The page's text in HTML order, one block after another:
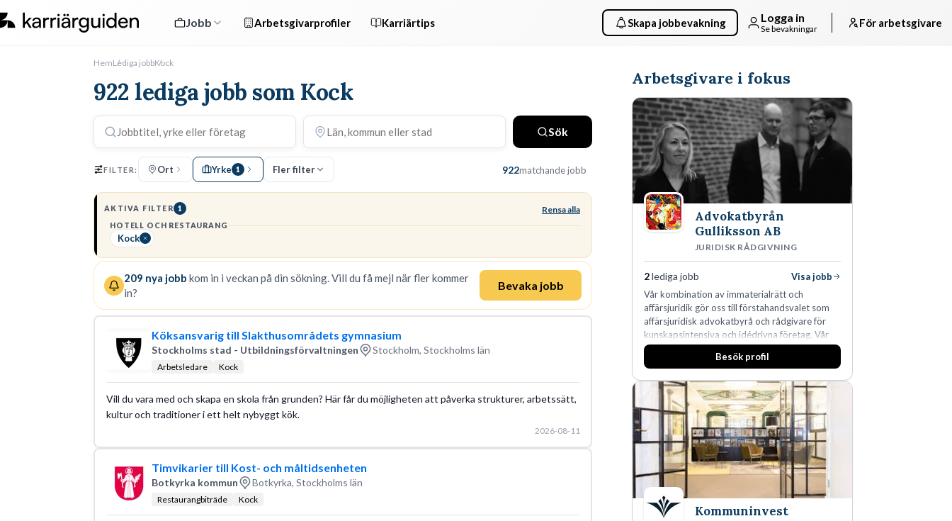
Jobb Arbetsgivarprofiler Karriärtips Skapa jobbevakning Logga in
Se bevakningar För arbetsgivare
HemLediga jobbKock
922 lediga jobb som Kock
Sök
FILTER: Ort Yrke 1 Fler filter 922matchande jobb
AKTIVA FILTER 1 Rensa alla
HOTELL OCH RESTAURANG
Kock
209 nya jobb kom in i veckan på din sökning. Vill du få mejl när fler kommer
in?
Bevaka jobb
Köksansvarig till Slakthusområdets gymnasium
Stockholms stad - Utbildningsförvaltningen Stockholm, Stockholms län
Arbetsledare Kock
Vill du vara med och skapa en skola från grunden? Här får du möjligheten att påverka strukturer, arbetssätt,
kultur och traditioner i ett helt nybyggt kök.
2026-08-11
Timvikarier till Kost- och måltidsenheten
Botkyrka kommun Botkyrka, Stockholms län
Restaurangbiträde Kock
Arbetsgivare i fokus
Advokatbyrån
Gulliksson AB
JURIDISK RÅDGIVNING
2lediga jobb
Visa jobb
Vår kombination av immaterialrätt och
affärsjuridik gör oss till förstahandsvalet som
affärsjuridisk advokatbyrå och rådgivare för
kunskapsintensiva och idédrivna företag. Vår
expertis inom IP-tillgångar har gett oss en
marknadsledande position. Våra klienter väljer
skydda, utveckla och kommersialisera
företagets viktigaste tillgångar.
Besök profil
Kommuninvest